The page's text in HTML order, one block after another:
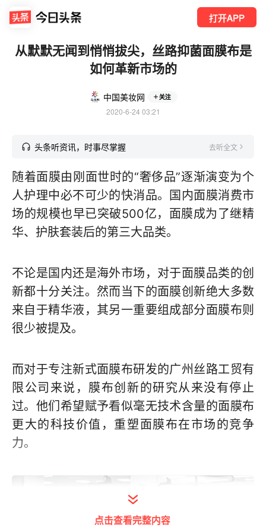
打开APP
从默默无闻到悄悄拔尖，丝路抑菌面膜布是
如何革新市场的
中国美妆网 关注
2020-6-24 03:21
头条听资讯，时事尽掌握 去听全文
随着面膜由刚面世时的“奢侈品”逐渐演变为个
人护理中必不可少的快消品。国内面膜消费市
场的规模也早已突破500亿，面膜成为了继精
华、护肤套装后的第三大品类。
不论是国内还是海外市场，对于面膜品类的创
新都十分关注。然而当下的面膜创新绝大多数
来自于精华液，其另一重要组成部分面膜布则
很少被提及。
而对于专注新式面膜布研发的广州丝路工贸有
限公司来说，膜布创新的研究从来没有停止
过。他们希望赋予看似毫无技术含量的面膜布
更大的科技价值，重塑面膜布在市场的竞争
力。
点击查看完整内容